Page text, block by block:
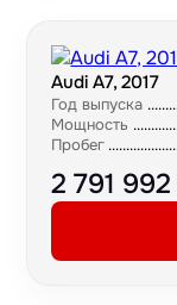
Audi A7, 2017
Год выпуска
Мощность
Пробег
2 791